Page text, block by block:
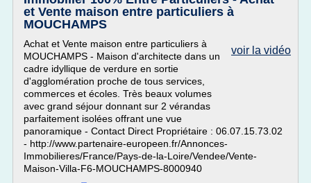
et Vente maison entre particuliers à
MOUCHAMPS
voir la vidéo
Achat et Vente maison entre particuliers à
MOUCHAMPS - Maison d'architecte dans un
cadre idyllique de verdure en sortie
d'agglomération proche de tous services,
commerces et écoles. Très beaux volumes
avec grand séjour donnant sur 2 vérandas
parfaitement isolées offrant une vue
panoramique - Contact Direct Propriétaire : 06.07.15.73.02
- http://www.partenaire-europeen.fr/Annonces-
Immobilieres/France/Pays-de-la-Loire/Vendee/Vente-
Maison-Villa-F6-MOUCHAMPS-8000940